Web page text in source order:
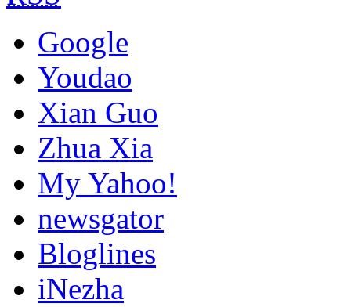
Google
Youdao
Xian Guo
Zhua Xia
My Yahoo!
newsgator
Bloglines
iNezha